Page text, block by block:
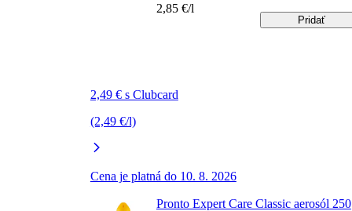
2,49 € s Clubcard
(2,49 €/l)
Cena je platná do 10. 8. 2026
2,85 €/l
Pridať
Pronto Expert Care Classic aerosól 250